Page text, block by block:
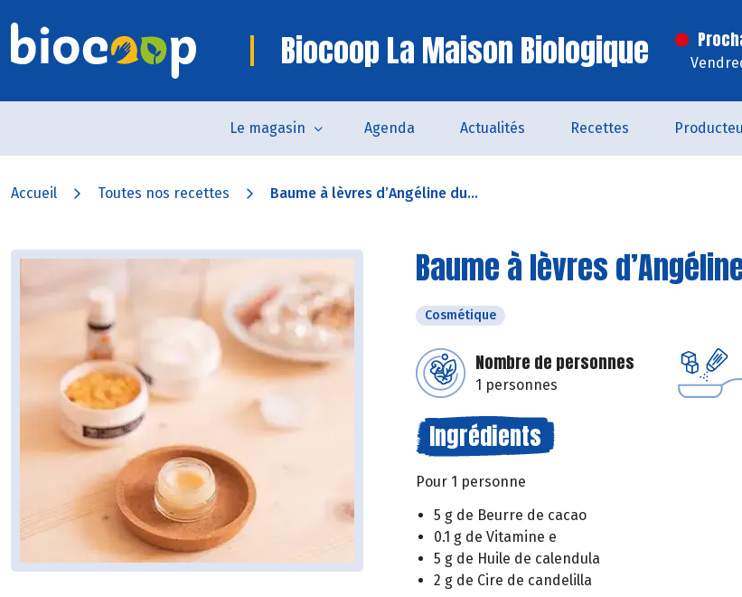
Biocoop La Maison Biologique
Le magasin Agenda Actualités Recettes
Accueil Toutes nos recettes Baume à lèvres d’Angéline du...
Baume à lèvres
Cosmétique
Nombre de personnes
1 personnes
Ingrédients
Pour 1 personne
5 g de Beurre de cacao
0.1 g de Vitamine e
5 g de Huile de calendula
2 g de Cire de candelilla